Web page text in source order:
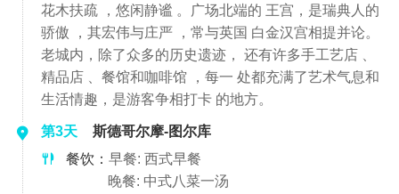
花木扶疏 ，悠闲静谧 。广场北端的 王宫，是瑞典人的
骄傲 ，其宏伟与庄严 ，常与英国 白金汉宫相提并论。
老城内，除了众多的历史遗迹， 还有许多手工艺店 、
精品店 、餐馆和咖啡馆 ，每一 处都充满了艺术气息和
生活情趣，是游客争相打卡 的地方。
第3天
斯德哥尔摩-图尔库
餐饮： 早餐: 西式早餐
晚餐: 中式八菜一汤